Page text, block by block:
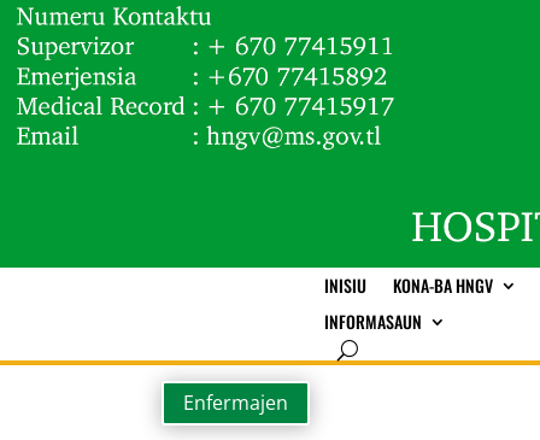
INISIU KONA-BA HNGV
INFORMASAUN
Enfermajen